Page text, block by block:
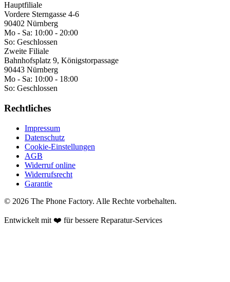
Hauptfiliale
Vordere Sterngasse 4-6
90402 Nürnberg
Mo - Sa: 10:00 - 20:00
So: Geschlossen
Zweite Filiale
Bahnhofsplatz 9, Königstorpassage
90443 Nürnberg
Mo - Sa: 10:00 - 18:00
So: Geschlossen
Rechtliches
Impressum
Datenschutz
Cookie-Einstellungen
AGB
Widerruf online
Widerrufsrecht
Garantie
© 2026 The Phone Factory. Alle Rechte vorbehalten.
Entwickelt mit ❤️ für bessere Reparatur-Services